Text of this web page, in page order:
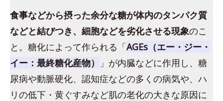
食事などから摂った余分な糖が体内のタンパク質
などと結びつき、細胞などを劣化させる現象のこ
と。糖化によって作られる「AGEs（エー・ジー・
イー：最終糖化産物）
」が内臓などに作用し、糖
尿病や動脈硬化、認知症などの多くの病気や、ハ
リの低下・黄ぐすみなど肌の老化の大きな原因に